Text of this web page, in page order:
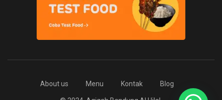
About us Menu Kontak Blog